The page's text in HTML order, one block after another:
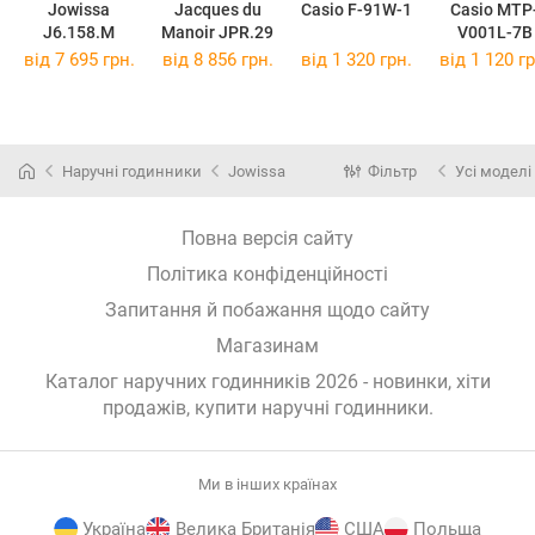
Jowissa
J6.158.M
Jacques du
Manoir JPR.29
Casio F-91W-1
Casio
V001L-7B
від 7 695 грн. від 8 856 грн. від 1 320 грн. від 1 120
Наручні годинники Jowissa Фільтр Усі моделі
Повна версія сайту
Політика конфіденційності
Запитання й побажання щодо сайту
Магазинам
Каталог наручних годинників 2026 - новинки, хіти
продажів, купити наручні годинники.
Ми в інших країнах
Україна Велика Британія США Польща